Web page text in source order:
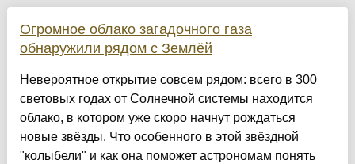
Огромное облако загадочного газа
обнаружили рядом с Землёй
Невероятное открытие совсем рядом: всего в 300
световых годах от Солнечной системы находится
облако, в котором уже скоро начнут рождаться
новые звёзды. Что особенного в этой звёздной
"колыбели" и как она поможет астрономам понять